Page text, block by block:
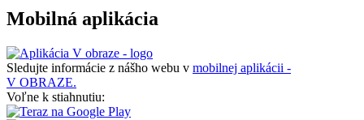
Mobilná aplikácia
Sledujte informácie z nášho webu v mobilnej aplikácii -
V OBRAZE.
Voľne k stiahnutiu: